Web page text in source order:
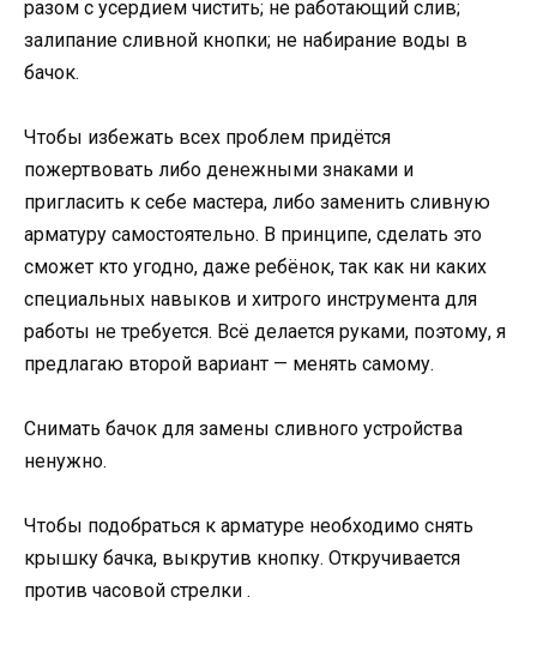
разом с усердием чистить; не работающий слив;
залипание сливной кнопки; не набирание воды в
бачок.
Чтобы избежать всех проблем придётся
пожертвовать либо денежными знаками и
пригласить к себе мастера, либо заменить сливную
арматуру самостоятельно. В принципе, сделать это
сможет кто угодно, даже ребёнок, так как ни каких
специальных навыков и хитрого инструмента для
работы не требуется. Всё делается руками, поэтому, я
предлагаю второй вариант — менять самому.
Снимать бачок для замены сливного устройства
ненужно.
Чтобы подобраться к арматуре необходимо снять
крышку бачка, выкрутив кнопку. Откручивается
против часовой стрелки .